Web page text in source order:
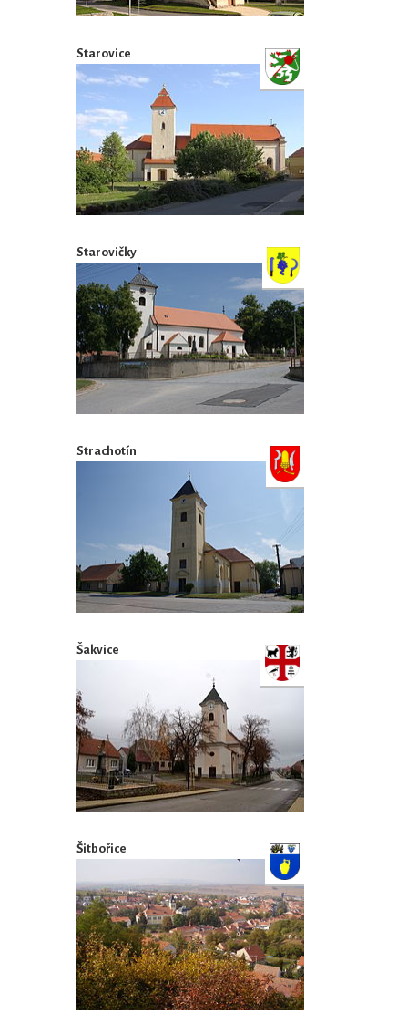
Starovice
Starovičky
Strachotín
Šakvice
Šitbořice